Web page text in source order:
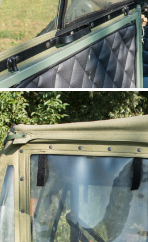
Fenêtre avec
UNIMOG
(Steckfenster